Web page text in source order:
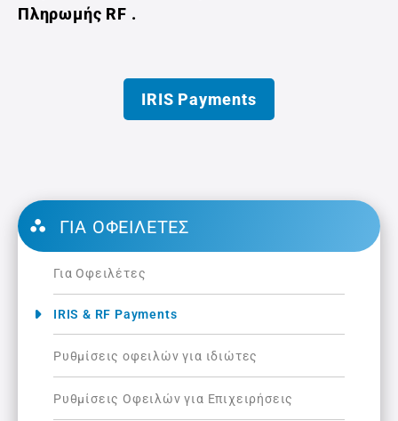
Πληρωμής RF .
IRIS Payments
ΓΙΑ ΟΦΕΙΛΈΤΕΣ
Για Οφειλέτες
IRIS & RF Payments
Ρυθμίσεις οφειλών για ιδιώτες
Ρυθμίσεις Οφειλών για Επιχειρήσεις